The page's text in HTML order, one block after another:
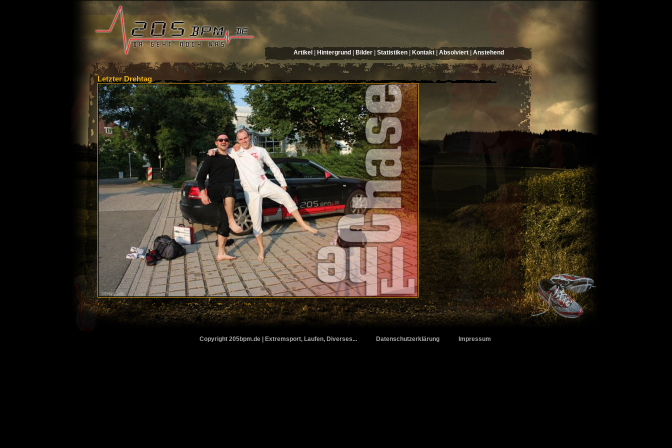
Artikel Hintergrund Bilder| Statistiken| Kontakt| Absolviert| Anstehend
Letzter Drehtag
Img_assist_propertiesIntextgrafikPreviewThumbnailOriginal
Copyright 205bpm.de | Extremsport, Laufen, Diverses... Datenschutzerklärung Impressum